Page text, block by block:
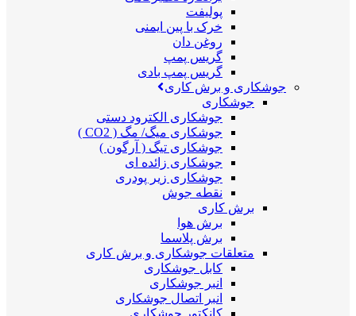
پولیفت
خرک با پین ایمنی
روغن دان
گریس پمپ
گریس پمپ بادی
جوشکاری و برش کاری
جوشکاری
جوشکاری الکترود دستی
جوشکاری میگ/ مگ ( CO2 )
جوشکاری تیگ ( آرگون )
جوشکاری زائده ای
جوشکاری زیر پودری
نقطه جوش
برش کاری
برش هوا
برش پلاسما
متعلقات جوشکاری و برش کاری
کابل جوشکاری
انبر جوشکاری
انبر اتصال جوشکاری